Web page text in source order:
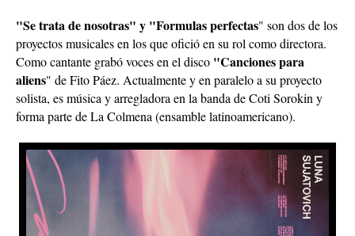
"Se trata de nosotras" y "Formulas perfectas" son dos de los
proyectos musicales en los que ofició en su rol como directora.
Como cantante grabó voces en el disco "Canciones para
aliens" de Fito Páez. Actualmente y en paralelo a su proyecto
solista, es música y arregladora en la banda de Coti Sorokin y
forma parte de La Colmena (ensamble latinoamericano).